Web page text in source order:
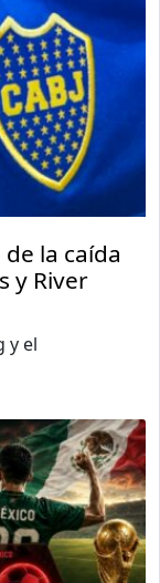
la caída
y River
y el